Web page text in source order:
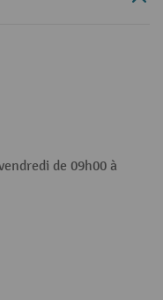
de 09h00 à